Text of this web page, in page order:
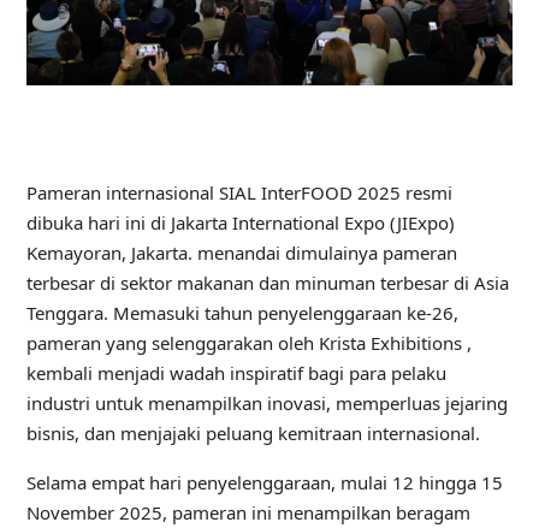
Pameran internasional SIAL InterFOOD 2025 resmi
dibuka hari ini di Jakarta International Expo (JIExpo)
Kemayoran, Jakarta. menandai dimulainya pameran
terbesar di sektor makanan dan minuman terbesar di Asia
Tenggara. Memasuki tahun penyelenggaraan ke-26,
pameran yang selenggarakan oleh Krista Exhibitions ,
kembali menjadi wadah inspiratif bagi para pelaku
industri untuk menampilkan inovasi, memperluas jejaring
bisnis, dan menjajaki peluang kemitraan internasional.
Selama empat hari penyelenggaraan, mulai 12 hingga 15
November 2025, pameran ini menampilkan beragam